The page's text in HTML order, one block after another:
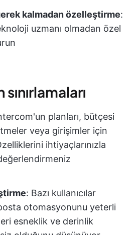
kalmadan özelleştirme:
uzmanı olmadan özel
planları, bütçesi
veya girişimler için
ihtiyaçlarınızla
: Bazı kullanıcılar
otomasyonunu yeterli
esneklik ve derinlik